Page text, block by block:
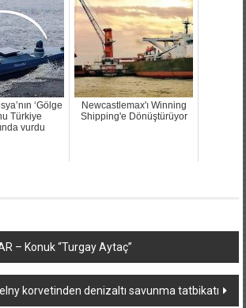
‘Gölge
Türkiye
vurdu
Newcastlemax'ı Winning
Shipping'e Dönüştürüyor
– Konuk “Turgay Aytaç”
korvetinden denizaltı savunma tatbikatı